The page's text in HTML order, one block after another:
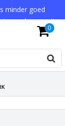
minder goed
onderweg zijn.
)
!
0